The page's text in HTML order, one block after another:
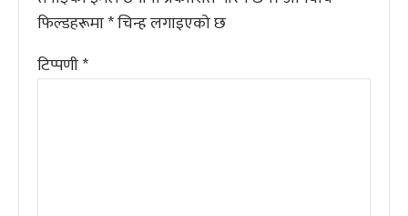
फिल्डहरूमा*चिन्ह लगाइएको छ
टिप्पणी*